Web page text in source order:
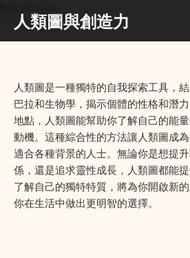
人類圖與創造力
人類圖是一種獨特的自我探索工具，
巴拉和生物學，揭示個體的性格和潛
地點，人類圖能幫助你了解自己的能
動機。這種綜合性的方法讓人類圖成
適合各種背景的人士。無論你是想提
係，還是追求靈性成長，人類圖都能提
了解自己的獨特特質，將為你開啟新
你在生活中做出更明智的選擇。